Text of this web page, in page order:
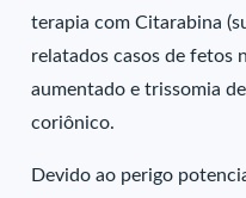
terapia com Citarabina
relatados casos de fetos
aumentado e trissomia
coriônico.
Devido ao perigo